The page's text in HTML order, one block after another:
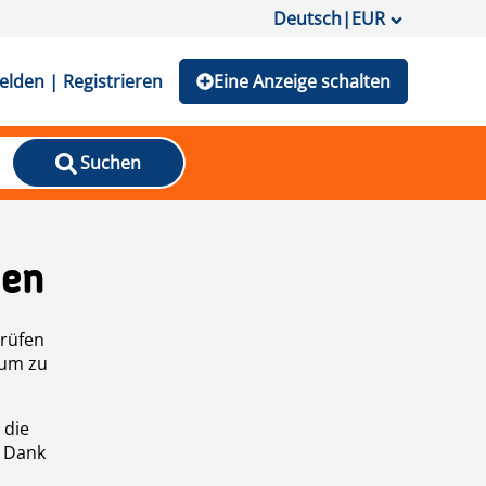
Deutsch|EUR
| Registrieren Eine Anzeige schalten
Suchen
zu
die